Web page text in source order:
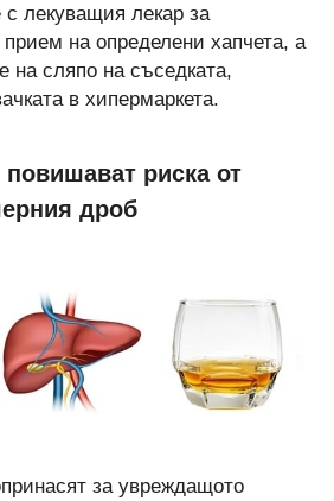
с лекуващия лекар за
на определени хапчета, а
на сляпо на съседката,
в хипермаркета.
риска от
дроб
за увреждащото